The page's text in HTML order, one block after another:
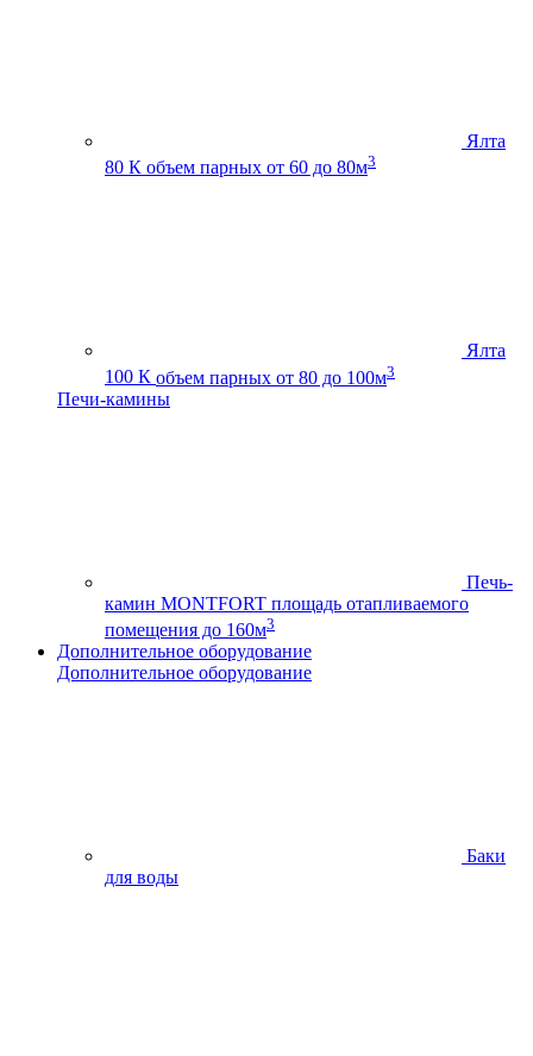
Ялта
80 К объем парных от 60 до 80м3
Ялта
100 К объем парных от 80 до 100м3
Печи-камины
Печь-
камин MONTFORT площадь отапливаемого
помещения до 160м3
Дополнительное оборудование
Дополнительное оборудование
Баки
для воды